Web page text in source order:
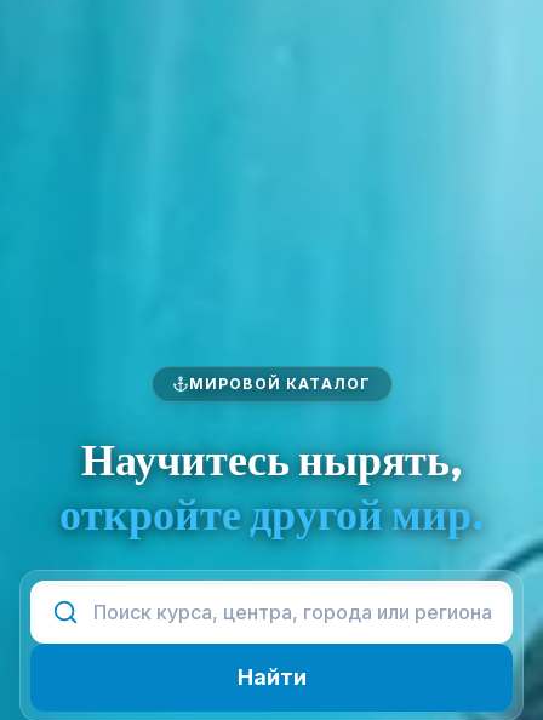
МИРОВОЙ КАТАЛОГ
Научитесь нырять,
откройте другой мир.
Найти